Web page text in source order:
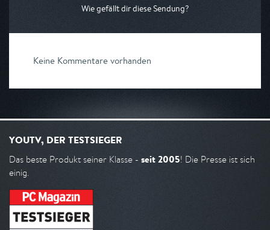
Wie gefällt dir diese Sendung?
Keine Kommentare vorhanden
YOUTV, DER TESTSIEGER
Das beste Produkt seiner Klasse - seit 2005! Die Presse ist sich
einig.